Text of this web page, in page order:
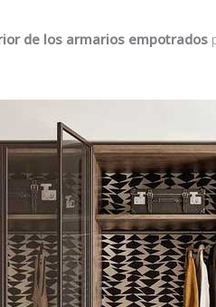
de los armarios empotrados